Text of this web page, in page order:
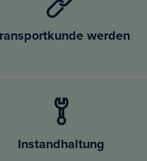
werden
Instandhaltung